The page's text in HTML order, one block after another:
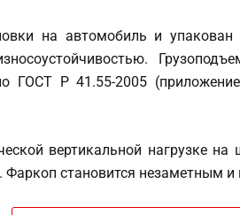
на автомобиль и
Р 41.55-2005
вертикальной нагрузке
становится незаметным